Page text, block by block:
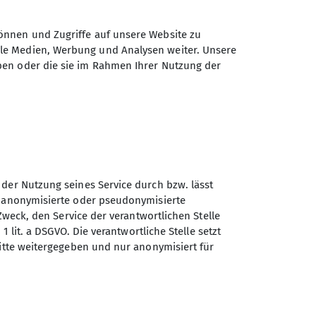
Sektion GOC des Deutschen
Alpenvereins e.V.
Müllerstr. 14
und Zugriffe auf unsere Website zu
Medien, Werbung und Analysen weiter. Unsere
oder die sie im Rahmen Ihrer Nutzung der
Nutzung seines Service durch bzw. lässt
oder pseudonymisierte
den Service der verantwortlichen Stelle
a DSGVO. Die verantwortliche Stelle setzt
weitergegeben und nur anonymisiert für